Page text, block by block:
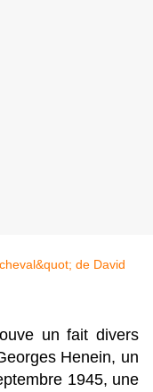
un fait divers
Henein, un
1945, une